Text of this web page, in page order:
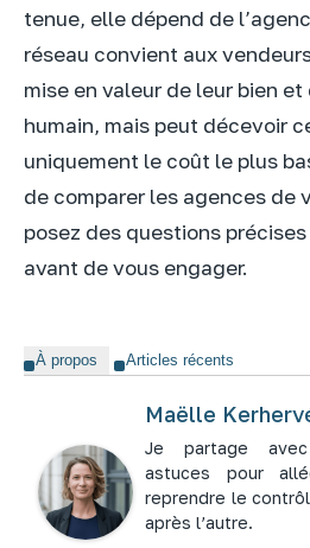
tenue, elle dépend de
réseau convient aux
mise en valeur de leur bien et
humain, mais peut décevoir
uniquement le coût le plus
de comparer les agences de
posez des questions
avant de vous engager.
À propos Articles récents
Maëlle
Je partage avec
astuces pour
reprendre le
après l’autre.